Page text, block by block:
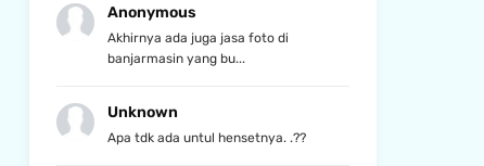
Anonymous
Akhirnya ada juga jasa foto di
banjarmasin yang bu...
Unknown
Apa tdk ada untul hensetnya. .??